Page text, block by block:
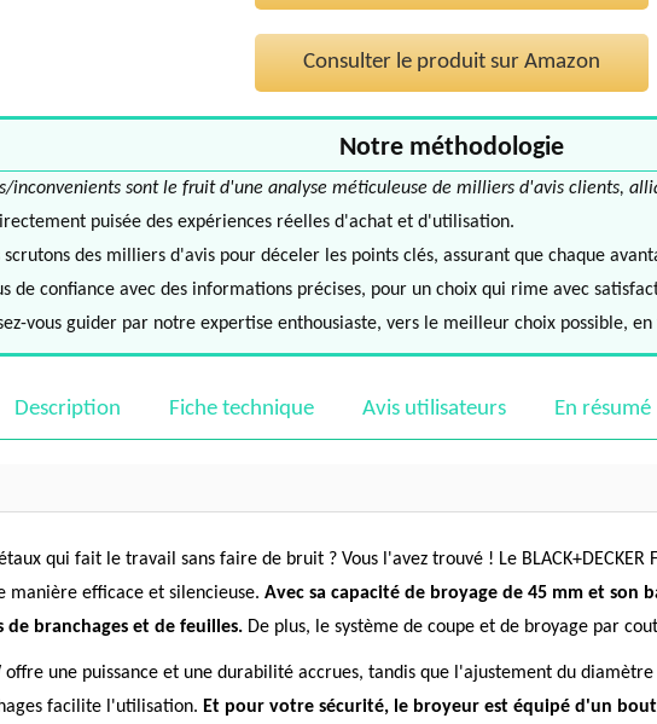
Consulter le produit sur Amazon
Notre méthodologie
inconvenients sont le fruit d'une analyse méticuleuse de milliers d'avis clients,
puisée des expériences réelles d'achat et d'utilisation.
scrutons des milliers d'avis pour déceler les points clés, assurant que chaque
de confiance avec des informations précises, pour un choix qui rime avec
vous guider par notre expertise enthousiaste, vers le meilleur choix possible, en
Description Fiche technique Avis utilisateurs En résumé
qui fait le travail sans faire de bruit ? Vous l'avez trouvé ! Le
manière efficace et silencieuse. Avec sa capacité de broyage de 45 mm et son
branchages et de feuilles. De plus, le système de coupe et de broyage par
une puissance et une durabilité accrues, tandis que l'ajustement du
facilite l'utilisation. Et pour votre sécurité, le broyeur est équipé d'un